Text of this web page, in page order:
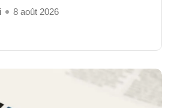
8 août 2026